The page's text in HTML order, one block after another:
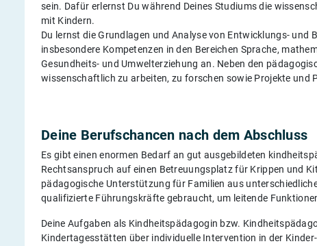
sein. Dafür erlernst Du während Deines Studiums die
mit Kindern.
Du lernst die Grundlagen und Analyse von Entwicklungs- und
insbesondere Kompetenzen in den Bereichen Sprache,
Gesundheits- und Umwelterziehung an. Neben den
wissenschaftlich zu arbeiten, zu forschen sowie Projekte und
Deine Berufschancen nach dem Abschluss
Es gibt einen enormen Bedarf an gut ausgebildeten
Rechtsanspruch auf einen Betreuungsplatz für Krippen und
pädagogische Unterstützung für Familien aus
qualifizierte Führungskräfte gebraucht, um leitende
Deine Aufgaben als Kindheitspädagogin bzw.
Kindertagesstätten über individuelle Intervention in der